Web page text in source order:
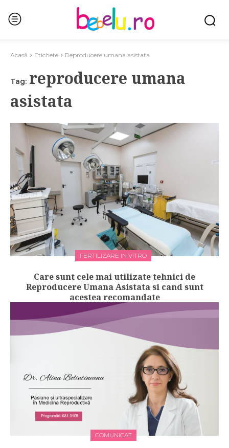
Acasă Etichete Reproducere umana asistata
Tag: reproducere umana
asistata
FERTILIZARE IN VITRO
Care sunt cele mai utilizate tehnici de
Reproducere Umana Asistata si cand sunt
acestea recomandate
COMUNICAT